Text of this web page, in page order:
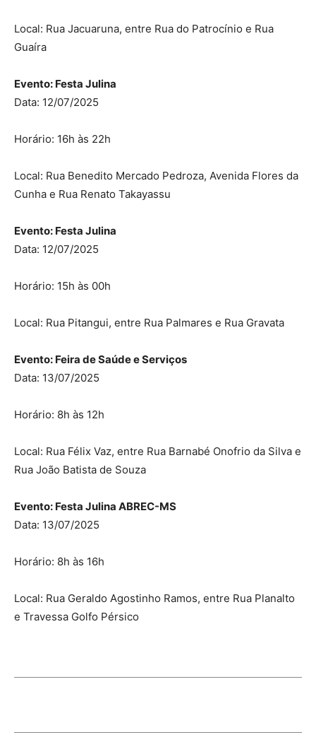
Local: Rua Jacuaruna, entre Rua do Patrocínio e Rua
Guaíra
Evento: Festa Julina
Data: 12/07/2025
Horário: 16h às 22h
Local: Rua Benedito Mercado Pedroza, Avenida Flores da
Cunha e Rua Renato Takayassu
Evento: Festa Julina
Data: 12/07/2025
Horário: 15h às 00h
Local: Rua Pitangui, entre Rua Palmares e Rua Gravata
Evento: Feira de Saúde e Serviços
Data: 13/07/2025
Horário: 8h às 12h
Local: Rua Félix Vaz, entre Rua Barnabé Onofrio da Silva e
Rua João Batista de Souza
Evento: Festa Julina ABREC-MS
Data: 13/07/2025
Horário: 8h às 16h
Local: Rua Geraldo Agostinho Ramos, entre Rua Planalto
e Travessa Golfo Pérsico